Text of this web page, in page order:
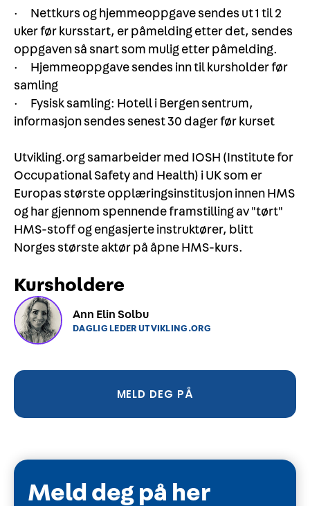
· Nettkurs og hjemmeoppgave sendes ut 1 til 2
uker før kursstart, er påmelding etter det, sendes
oppgaven så snart som mulig etter påmelding.
· Hjemmeoppgave sendes inn til kursholder før
samling
· Fysisk samling: Hotell i Bergen sentrum,
informasjon sendes senest 30 dager før kurset
Utvikling.org samarbeider med IOSH (Institute for
Occupational Safety and Health) i UK som er
Europas største opplæringsinstitusjon innen HMS
og har gjennom spennende framstilling av "tørt"
HMS-stoff og engasjerte instruktører, blitt
Norges største aktør på åpne HMS-kurs.
Kursholdere
Ann Elin Solbu
DAGLIG LEDER UTVIKLING.ORG
MELD DEG PÅ
Meld deg på her